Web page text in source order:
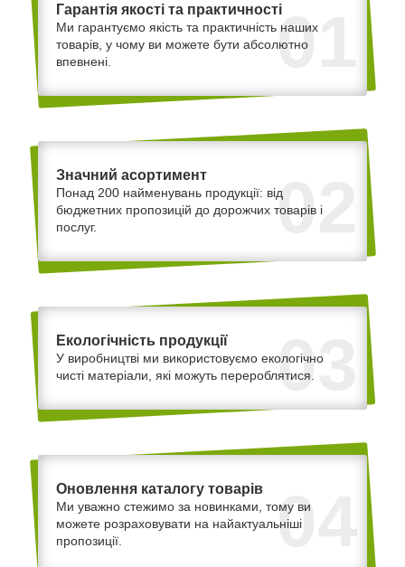
01
Гарантія якості та практичності
Ми гарантуємо якість та практичність наших
товарів, у чому ви можете бути абсолютно
впевнені.
02
Значний асортимент
Понад 200 найменувань продукції: від
бюджетних пропозицій до дорожчих товарів і
послуг.
03
Екологічність продукції
У виробництві ми використовуємо екологічно
чисті матеріали, які можуть перероблятися.
04
Оновлення каталогу товарів
Ми уважно стежимо за новинками, тому ви
можете розраховувати на найактуальніші
пропозиції.